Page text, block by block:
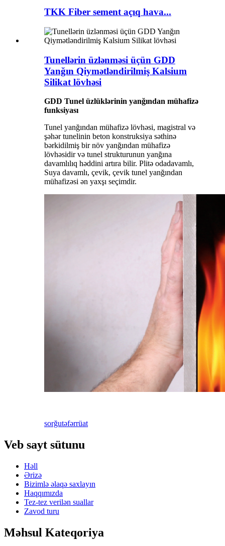
TKK Fiber sement açıq hava...
Tunellərin üzlənməsi üçün GDD
Yanğın Qiymətləndirilmiş Kalsium
Silikat lövhəsi
GDD Tunel üzlüklərinin yanğından mühafizə
funksiyası
Tunel yanğından mühafizə lövhəsi, magistral və
şəhər tunelinin beton konstruksiya səthinə
bərkidilmiş bir növ yanğından mühafizə
lövhəsidir və tunel strukturunun yanğına
davamlılıq həddini artıra bilir. Plitə odadavamlı,
Suya davamlı, çevik, çevik tunel yanğından
mühafizəsi ən yaxşı seçimdir.
sorğutəfərrüat
Veb sayt sütunu
Həll
Ərizə
Bizimlə əlaqə saxlayın
Haqqımızda
Tez-tez verilən suallar
Zavod turu
Məhsul Kateqoriya